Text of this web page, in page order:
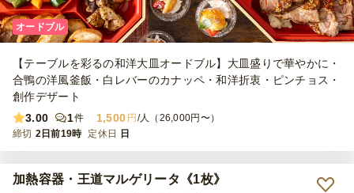
オードブル
【テーブルを彩るの和洋大皿オードブル】大皿盛りで華やかに・
合鴨の洋風釜飯・白レバーのカナッペ・和洋折衷・ピンチョス・
創作デザート
3.00
1件 1,500 円 /人（26,000円〜）
締切 2日前19時 定休日 日
加熱容器・王道マルゲリータ《1枚》